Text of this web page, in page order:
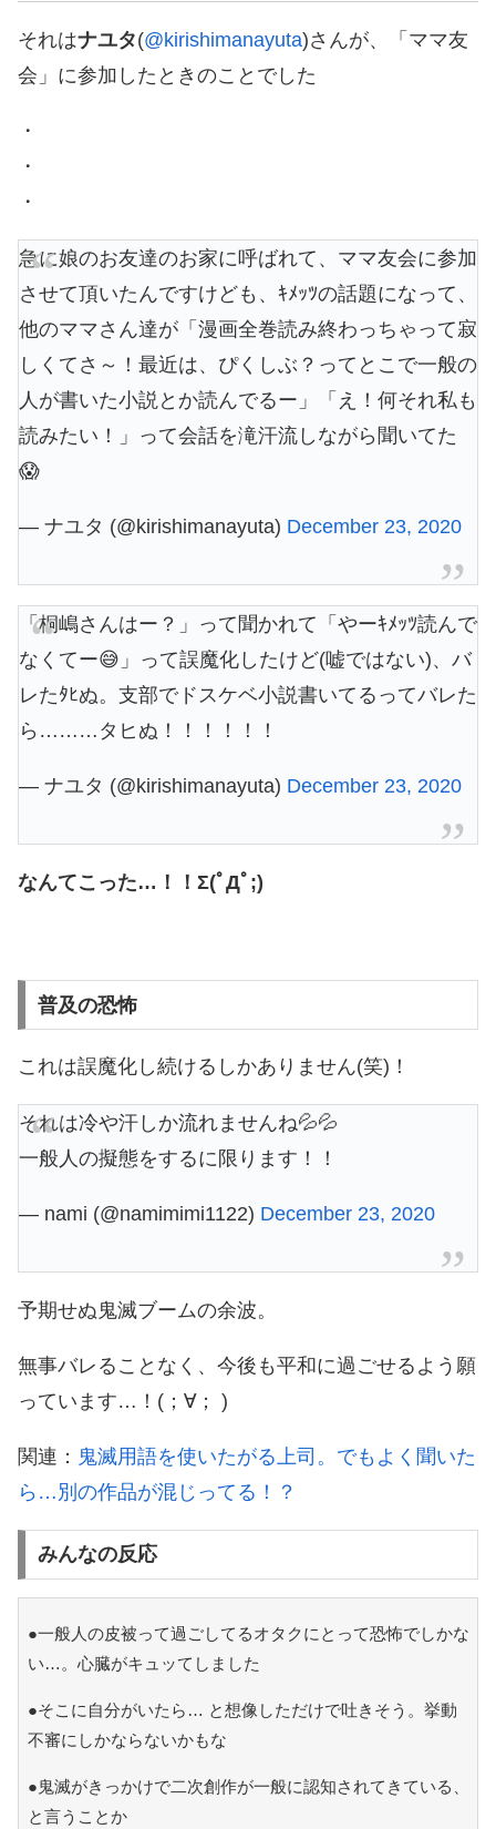
それはナユタ(@kirishimanayuta)さんが、「ママ友
会」に参加したときのことでした
・
・
・
急に娘のお友達のお家に呼ばれて、ママ友会に参加
させて頂いたんですけども、ｷﾒｯﾂの話題になって、
他のママさん達が「漫画全巻読み終わっちゃって寂
しくてさ～！最近は、ぴくしぶ？ってとこで一般の
人が書いた小説とか読んでるー」「え！何それ私も
読みたい！」って会話を滝汗流しながら聞いてた
😱
— ナユタ (@kirishimanayuta) December 23, 2020
「桐嶋さんはー？」って聞かれて「やーｷﾒｯﾂ読んで
なくてー😅」って誤魔化したけど(嘘ではない)、バ
レたﾀﾋぬ。支部でドスケベ小説書いてるってバレた
ら………タヒぬ！！！！！！
— ナユタ (@kirishimanayuta) December 23, 2020
なんてこった…！！Σ(ﾟДﾟ;)
普及の恐怖
これは誤魔化し続けるしかありません(笑)！
それは冷や汗しか流れませんね💦💦
一般人の擬態をするに限ります！！
— nami (@namimimi1122) December 23, 2020
予期せぬ鬼滅ブームの余波。
無事バレることなく、今後も平和に過ごせるよう願
っています…！(；∀； )
関連： 鬼滅用語を使いたがる上司。でもよく聞いた
ら…別の作品が混じってる！？
みんなの反応
●一般人の皮被って過ごしてるオタクにとって恐怖でしかな
い…。心臓がキュッてしました
●そこに自分がいたら… と想像しただけで吐きそう。挙動
不審にしかならないかもな
●鬼滅がきっかけで二次創作が一般に認知されてきている、
と言うことか